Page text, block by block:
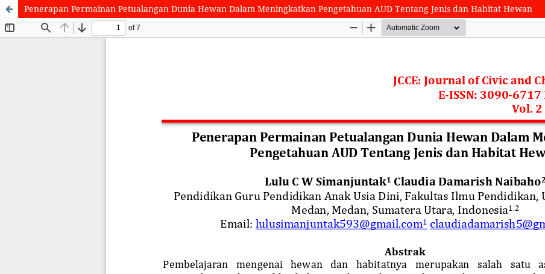
Penerapan Permainan Petualangan Dunia Hewan Dalam Meningkatkan Pengetahuan AUD Tentang Jenis dan Habitat Hewan